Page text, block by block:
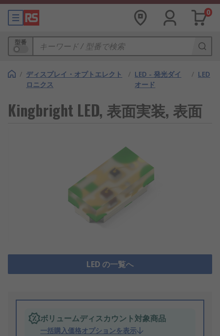
0
型番
/ ディスプレイ・オプトエレクト
ロニクス
/ LED - 発光ダイ
オード
/ LED
Kingbright LED, 表面実装, 表面
LED の一覧へ
ボリュームディスカウント対象商品
一括購入価格オプションを表示